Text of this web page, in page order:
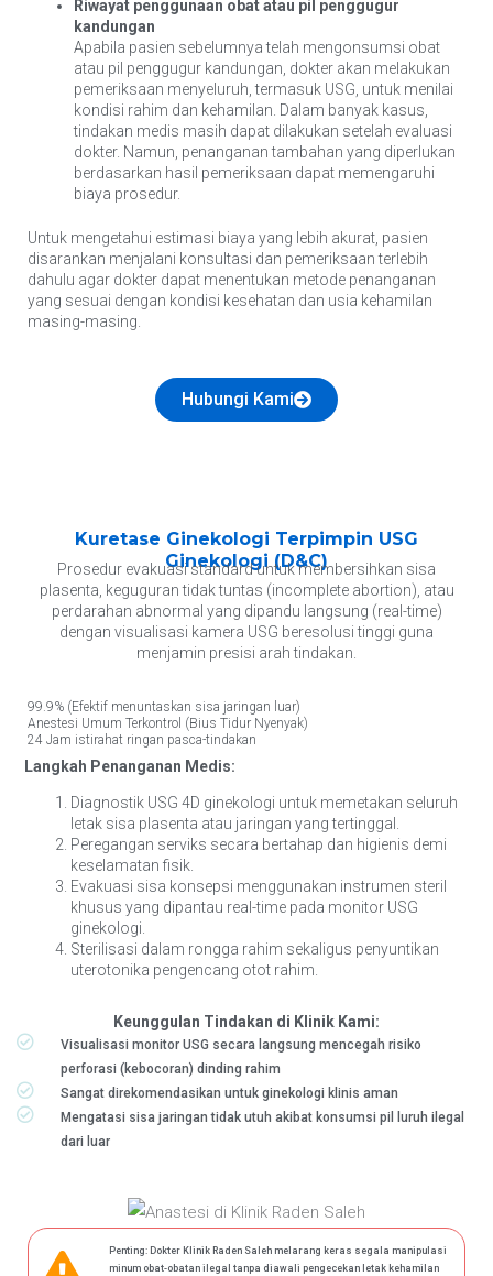
Riwayat penggunaan obat atau pil penggugur
kandungan
Apabila pasien sebelumnya telah mengonsumsi obat
atau pil penggugur kandungan, dokter akan melakukan
pemeriksaan menyeluruh, termasuk USG, untuk menilai
kondisi rahim dan kehamilan. Dalam banyak kasus,
tindakan medis masih dapat dilakukan setelah evaluasi
dokter. Namun, penanganan tambahan yang diperlukan
berdasarkan hasil pemeriksaan dapat memengaruhi
biaya prosedur.
Untuk mengetahui estimasi biaya yang lebih akurat, pasien
disarankan menjalani konsultasi dan pemeriksaan terlebih
dahulu agar dokter dapat menentukan metode penanganan
yang sesuai dengan kondisi kesehatan dan usia kehamilan
masing-masing.
Hubungi Kami
Kuretase Ginekologi Terpimpin USG
Ginekologi (D&C)
Prosedur evakuasi standard untuk membersihkan sisa
plasenta, keguguran tidak tuntas (incomplete abortion), atau
perdarahan abnormal yang dipandu langsung (real-time)
dengan visualisasi kamera USG beresolusi tinggi guna
menjamin presisi arah tindakan.
99.9% (Efektif menuntaskan sisa jaringan luar)
Anestesi Umum Terkontrol (Bius Tidur Nyenyak)
24 Jam istirahat ringan pasca-tindakan
Langkah Penanganan Medis:
Diagnostik USG 4D ginekologi untuk memetakan seluruh
letak sisa plasenta atau jaringan yang tertinggal.
Peregangan serviks secara bertahap dan higienis demi
keselamatan fisik.
Evakuasi sisa konsepsi menggunakan instrumen steril
khusus yang dipantau real-time pada monitor USG
ginekologi.
Sterilisasi dalam rongga rahim sekaligus penyuntikan
uterotonika pengencang otot rahim.
Keunggulan Tindakan di Klinik Kami:
Visualisasi monitor USG secara langsung mencegah risiko
perforasi (kebocoran) dinding rahim
Sangat direkomendasikan untuk ginekologi klinis aman
Mengatasi sisa jaringan tidak utuh akibat konsumsi pil luruh ilegal
dari luar
Penting: Dokter Klinik Raden Saleh melarang keras segala manipulasi
minum obat-obatan ilegal tanpa diawali pengecekan letak kehamilan